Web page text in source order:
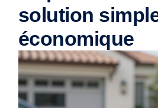
solution
économique